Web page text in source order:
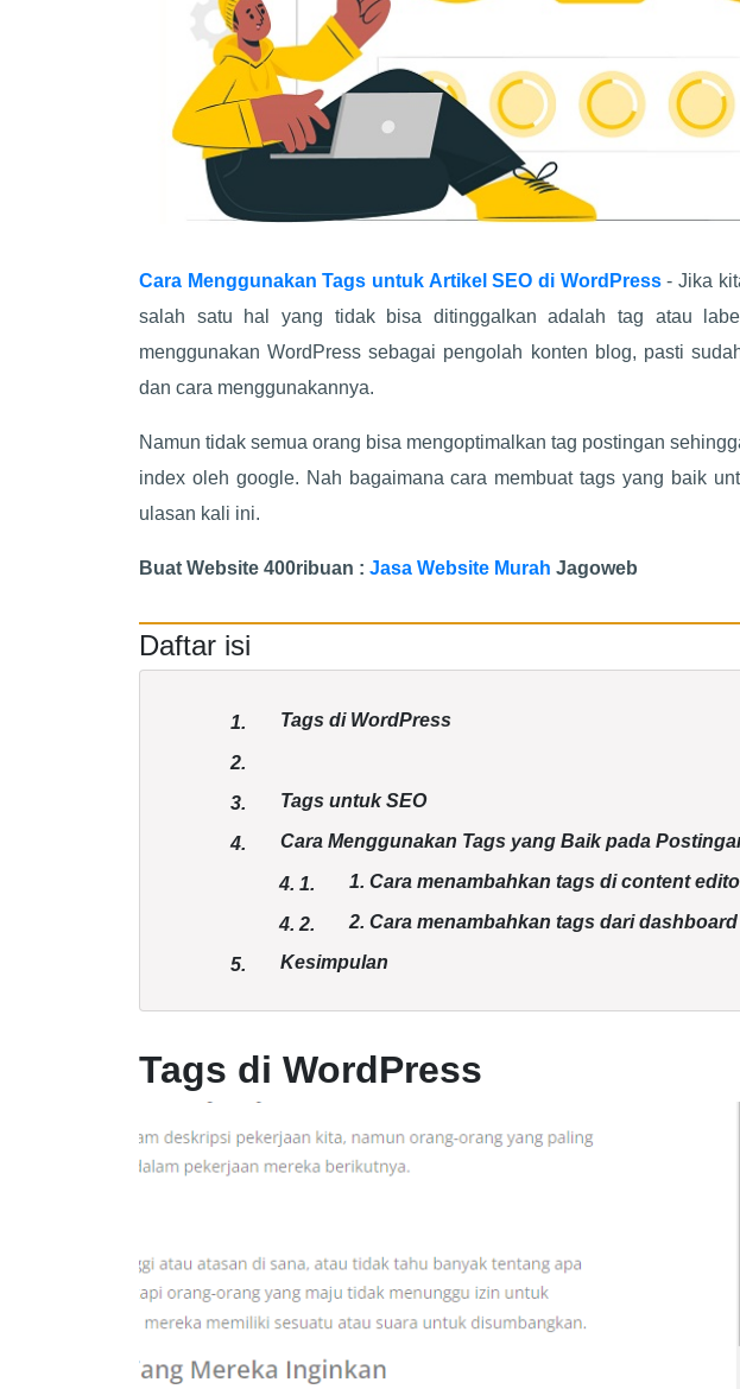
Cara Menggunakan Tags untuk Artikel SEO di WordPress- Jika
salah satu hal yang tidak bisa ditinggalkan adalah tag atau
menggunakan WordPress sebagai pengolah konten blog, pasti
dan cara menggunakannya.
Namun tidak semua orang bisa mengoptimalkan tag postingan
index oleh google. Nah bagaimana cara membuat tags yang baik
ulasan kali ini.
Buat Website 400ribuan : Jasa Website Murah Jagoweb
Daftar isi
1. Tags di WordPress
2.
3.
Tags untuk SEO
4. Cara Menggunakan Tags yang Baik pada
4. 1. 1. Cara menambahkan tags di content
4. 2. 2. Cara menambahkan tags dari
5. Kesimpulan
Tags di WordPress